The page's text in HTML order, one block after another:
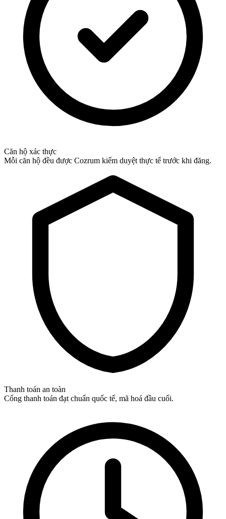
Căn hộ xác thực
Mỗi căn hộ đều được Cozrum kiểm duyệt thực tế trước khi đăng.
Thanh toán an toàn
Cổng thanh toán đạt chuẩn quốc tế, mã hoá đầu cuối.